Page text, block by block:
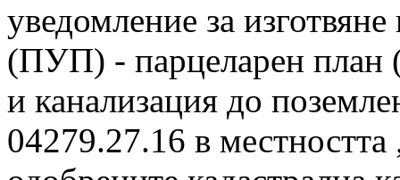
уведомление за
(ПУП) - парцеларен план
и канализация до
04279.27.16 в